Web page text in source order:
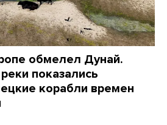
обмелел Дунай.
показались
корабли времен